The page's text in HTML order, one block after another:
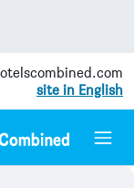
site in English